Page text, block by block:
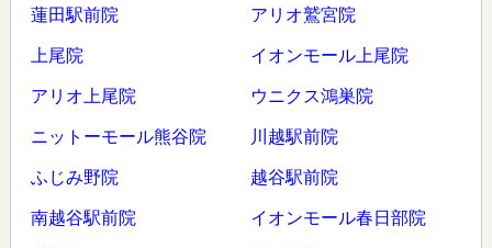
蓮田駅前院 アリオ鷲宮院
上尾院 イオンモール上尾院
アリオ上尾院 ウニクス鴻巣院
ニットーモール熊谷院 川越駅前院
ふじみ野院 越谷駅前院
南越谷駅前院 イオンモール春日部院